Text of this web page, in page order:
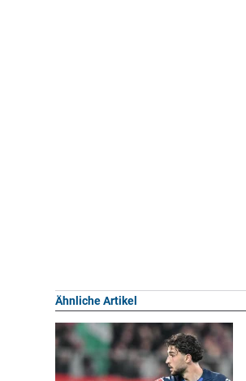
Ähnliche Artikel